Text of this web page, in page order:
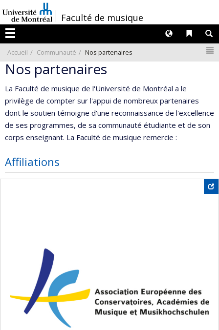
au
contenu
/Faculté de musique
Menu
Liens
Langues
Accueil Communauté Nos partenaires
Nos partenaires
La Faculté de musique de l'Université de Montréal a le
privilège de compter sur l'appui de nombreux partenaires
dont le soutien témoigne d'une reconnaissance de l'excellence
de ses programmes, de sa communauté étudiante et de son
corps enseignant. La Faculté de musique remercie :
Affiliations